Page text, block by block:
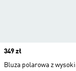
Price
349 zł
Bluza polarowa z